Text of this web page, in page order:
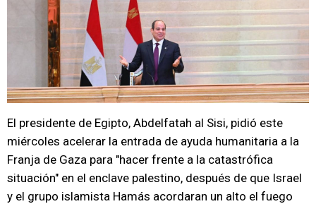
El presidente de Egipto, Abdelfatah al Sisi, pidió este
miércoles acelerar la entrada de ayuda humanitaria a la
Franja de Gaza para "hacer frente a la catastrófica
situación" en el enclave palestino, después de que Israel
y el grupo islamista Hamás acordaran un alto el fuego